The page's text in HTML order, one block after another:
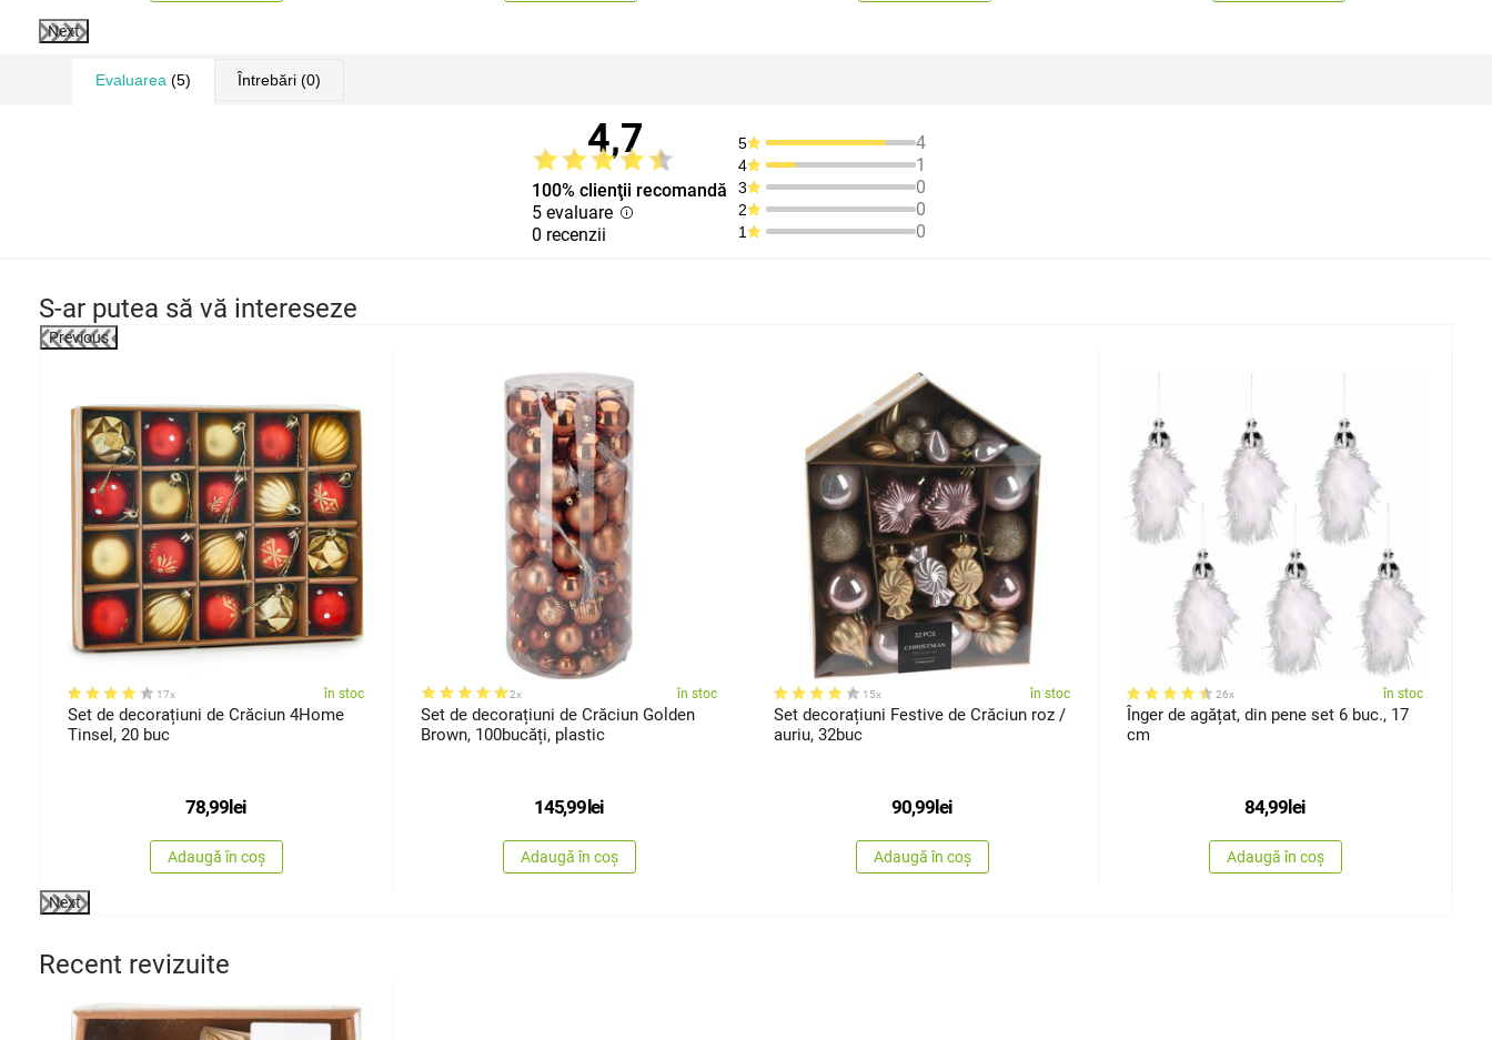
Next
Evaluarea (5) Întrebări (0)
4,7
100% clienţii recomandă
5 evaluare
0 recenzii
5 4
4 1
3 0
2 0
1 0
S-ar putea să vă intereseze
Previous
17x în stoc
Set de decorațiuni de Crăciun 4Home
Tinsel, 20 buc
78,99lei
Adaugă în coș
2x în stoc
Set de decorațiuni de Crăciun Golden
Brown, 100bucăți, plastic
145,99lei
Adaugă în coș
15x în stoc
Set decorațiuni Festive de Crăciun roz /
auriu, 32buc
90,99lei
Adaugă în coș
26x în stoc
Înger de agățat, din pene set 6 buc., 17
cm
84,99lei
Adaugă în coș
Next
Recent revizuite